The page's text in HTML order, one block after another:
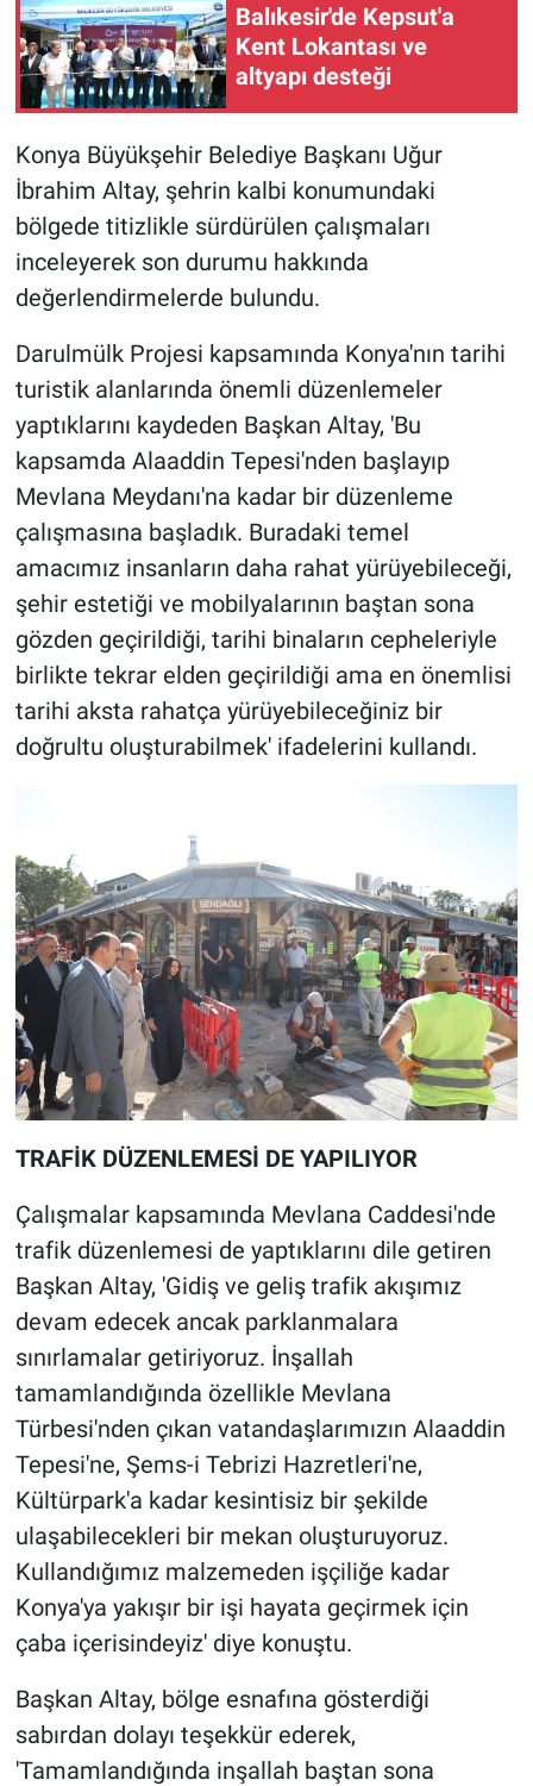
Balıkesir'de Kepsut'a
Kent Lokantası ve
altyapı desteği
Konya Büyükşehir Belediye Başkanı Uğur
İbrahim Altay, şehrin kalbi konumundaki
bölgede titizlikle sürdürülen çalışmaları
inceleyerek son durumu hakkında
değerlendirmelerde bulundu.
Darulmülk Projesi kapsamında Konya'nın tarihi
turistik alanlarında önemli düzenlemeler
yaptıklarını kaydeden Başkan Altay, 'Bu
kapsamda Alaaddin Tepesi'nden başlayıp
Mevlana Meydanı'na kadar bir düzenleme
çalışmasına başladık. Buradaki temel
amacımız insanların daha rahat yürüyebileceği,
şehir estetiği ve mobilyalarının baştan sona
gözden geçirildiği, tarihi binaların cepheleriyle
birlikte tekrar elden geçirildiği ama en önemlisi
tarihi aksta rahatça yürüyebileceğiniz bir
doğrultu oluşturabilmek' ifadelerini kullandı.
TRAFİK DÜZENLEMESİ DE YAPILIYOR
Çalışmalar kapsamında Mevlana Caddesi'nde
trafik düzenlemesi de yaptıklarını dile getiren
Başkan Altay, 'Gidiş ve geliş trafik akışımız
devam edecek ancak parklanmalara
sınırlamalar getiriyoruz. İnşallah
tamamlandığında özellikle Mevlana
Türbesi'nden çıkan vatandaşlarımızın Alaaddin
Tepesi'ne, Şems-i Tebrizi Hazretleri'ne,
Kültürpark'a kadar kesintisiz bir şekilde
ulaşabilecekleri bir mekan oluşturuyoruz.
Kullandığımız malzemeden işçiliğe kadar
Konya'ya yakışır bir işi hayata geçirmek için
çaba içerisindeyiz' diye konuştu.
Başkan Altay, bölge esnafına gösterdiği
sabırdan dolayı teşekkür ederek,
'Tamamlandığında inşallah baştan sona